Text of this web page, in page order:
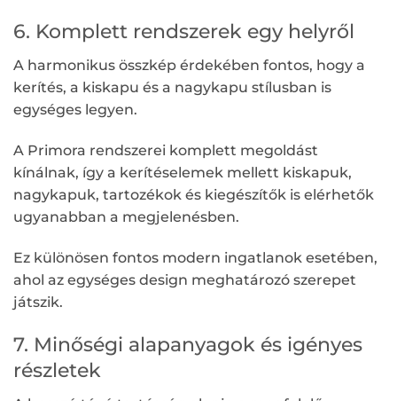
6. Komplett rendszerek egy helyről
A harmonikus összkép érdekében fontos, hogy a
kerítés, a kiskapu és a nagykapu stílusban is
egységes legyen.
A Primora rendszerei komplett megoldást
kínálnak, így a kerítéselemek mellett kiskapuk,
nagykapuk, tartozékok és kiegészítők is elérhetők
ugyanabban a megjelenésben.
Ez különösen fontos modern ingatlanok esetében,
ahol az egységes design meghatározó szerepet
játszik.
7. Minőségi alapanyagok és igényes
részletek